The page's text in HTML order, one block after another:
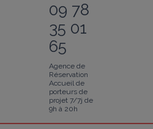
09 78
35 01
65
Agence de
Réservation
Accueil de
porteurs de
projet 7/7j de
9h à 20h